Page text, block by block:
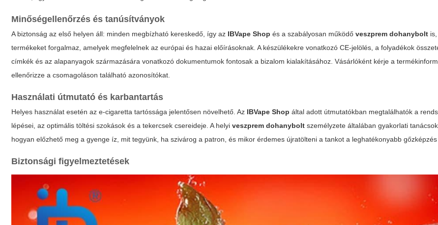
Minőségellenőrzés és tanúsítványok
A biztonság az első helyen áll: minden megbízható kereskedő, így az IBVape Shop és a szabályosan működőveszprem dohanybolt
termékeket forgalmaz, amelyek megfelelnek az európai és hazai előírásoknak. A készülékekre vonatkozó CE-jelölés, a folyadékok
címkék és az alapanyagok származására vonatkozó dokumentumok fontosak a bizalom kialakításához. Vásárlóként kérje a
ellenőrizze a csomagoláson található azonosítókat.
Használati útmutató és karbantartás
Helyes használat esetén az e-cigaretta tartóssága jelentősen növelhető. Az IBVape Shop által adott útmutatókban megtalálhatók a
lépései, az optimális töltési szokások és a tekercsek csereideje. A helyiveszprem dohanybolt személyzete általában gyakorlati
hogyan előzhető meg a gyenge íz, mit tegyünk, ha szivárog a patron, és mikor érdemes újratölteni a tankot a leghatékonyabb gőzképzés
Biztonsági figyelmeztetések